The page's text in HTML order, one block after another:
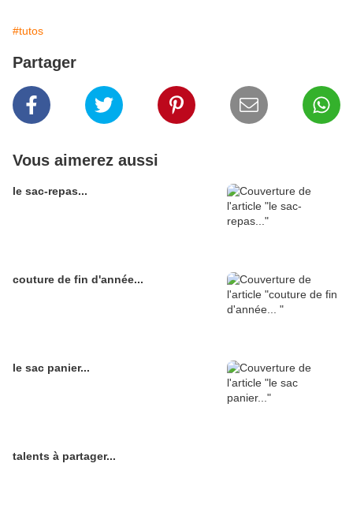
#tutos
Partager
Vous aimerez aussi
le sac-repas...
couture de fin d'année...
le sac panier...
talents à partager...